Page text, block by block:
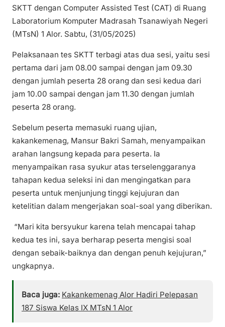
SKTT dengan Computer Assisted Test (CAT) di Ruang
Laboratorium Komputer Madrasah Tsanawiyah Negeri
(MTsN) 1 Alor. Sabtu, (31/05/2025)
Pelaksanaan tes SKTT terbagi atas dua sesi, yaitu sesi
pertama dari jam 08.00 sampai dengan jam 09.30
dengan jumlah peserta 28 orang dan sesi kedua dari
jam 10.00 sampai dengan jam 11.30 dengan jumlah
peserta 28 orang.
Sebelum peserta memasuki ruang ujian,
kakankemenag, Mansur Bakri Samah, menyampaikan
arahan langsung kepada para peserta. Ia
menyampaikan rasa syukur atas terselenggaranya
tahapan kedua seleksi ini dan mengingatkan para
peserta untuk menjunjung tinggi kejujuran dan
ketelitian dalam mengerjakan soal-soal yang diberikan.
“Mari kita bersyukur karena telah mencapai tahap
kedua tes ini, saya berharap peserta mengisi soal
dengan sebaik-baiknya dan dengan penuh kejujuran,”
ungkapnya.
Baca juga: Kakankemenag Alor Hadiri Pelepasan
187 Siswa Kelas IX MTsN 1 Alor